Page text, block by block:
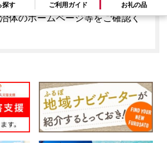
探す
ご利用ガイド
お礼の品
体のホームページ等をご確認く